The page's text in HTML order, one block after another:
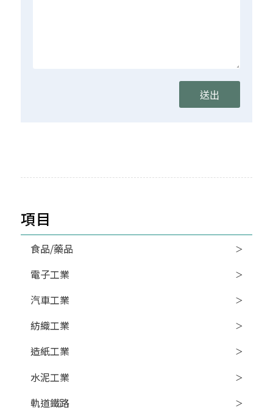
項目
食品/藥品
電子工業
汽車工業
紡織工業
造紙工業
水泥工業
軌道鐵路